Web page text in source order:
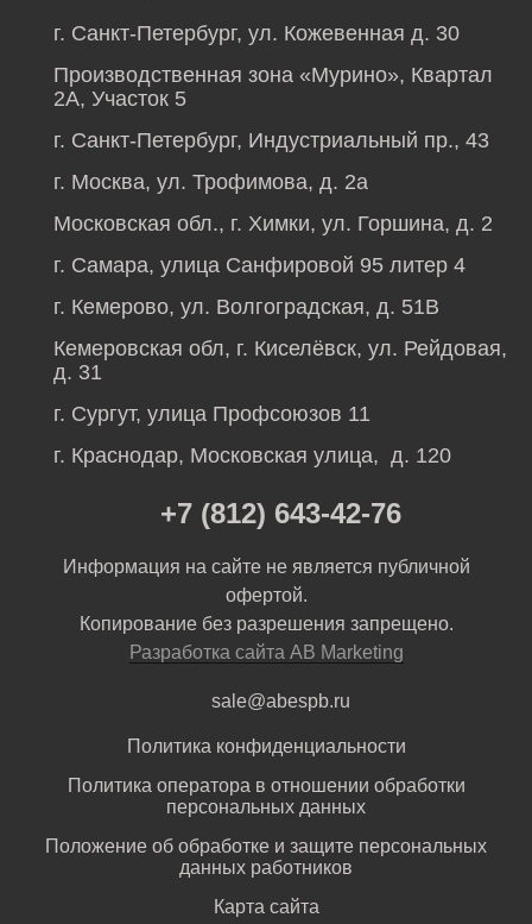
г. Санкт-Петербург, ул. Кожевенная д. 30
Производственная зона «Мурино», Квартал
2А, Участок 5
г. Санкт-Петербург, Индустриальный пр., 43
г. Москва, ул. Трофимова, д. 2а
Московская обл., г. Химки, ул. Горшина, д. 2
г. Самара, улица Санфировой 95 литер 4
г. Кемерово, ул. Волгоградская, д. 51В
Кемеровская обл, г. Киселёвск, ул. Рейдовая,
д. 31
г. Сургут, улица Профсоюзов 11
г. Краснодар, Московская улица, д. 120
+7 (812) 643-42-76
Информация на сайте не является публичной
офертой.
Копирование без разрешения запрещено.
Разработка сайта AB Marketing
sale@abespb.ru
Политика конфиденциальности
Политика оператора в отношении обработки
персональных данных
Положение об обработке и защите персональных
данных работников
Карта сайта